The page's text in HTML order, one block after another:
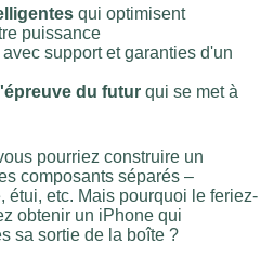
qui optimisent
puissance
avec support et garanties d'un
du futur qui se met à
pourriez construire un
composants séparés –
étui, etc. Mais pourquoi le feriez-
obtenir un iPhone qui
sa sortie de la boîte ?